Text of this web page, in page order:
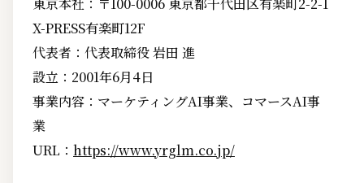
東京本社：〒100-0006 東京都千代田区有楽町2-2-1
X-PRESS有楽町12F
代表者：代表取締役 岩田 進
設立：2001年6月4日
事業内容：マーケティングAI事業、コマースAI事
業
URL： https://www.yrglm.co.jp/